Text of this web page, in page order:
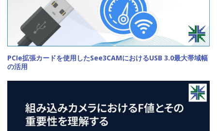
PCIe拡張カードを使用したSee3CAMにおけるUSB 3.0最大帯域幅
の活用